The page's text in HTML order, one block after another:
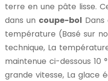
terre en une pâte lisse.
dans un coupe-bol
température (Basé sur
technique, La
maintenue ci-dessous 10
grande vitesse, La glace